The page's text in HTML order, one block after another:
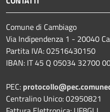
Comune di Cambiago
Via Indipendenza 1 - 20040
Partita IVA: 02516430150
IBAN: IT 45 Q 05034 32700
PEC:
Centralino Unico: 02950821